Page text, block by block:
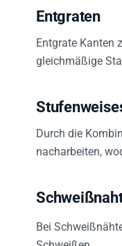
Entgraten
Entgrate Kanten
gleichmäßige
Durch die
nacharbeiten,
Bei
Schweißen.